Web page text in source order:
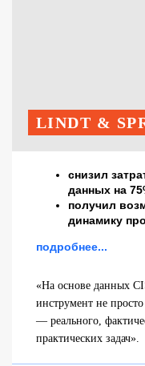
LINDT &
снизил
данных на
получил
динамику
подробнее...
«На основе данных
инструмент не
— реального,
практических задач».